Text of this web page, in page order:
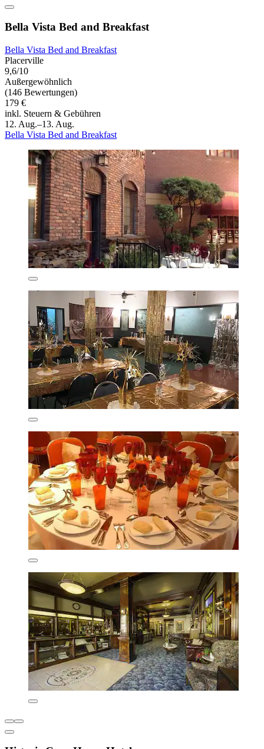
Bella Vista Bed and Breakfast
Bella Vista Bed and Breakfast
Placerville
9,6/10
Außergewöhnlich
(146 Bewertungen)
179 €
inkl. Steuern & Gebühren
12. Aug.–13. Aug.
Bella Vista Bed and Breakfast